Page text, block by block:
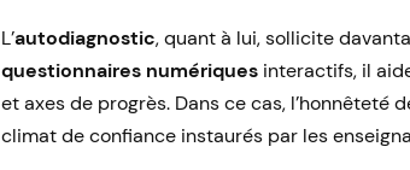
L’autodiagnostic, quant à lui, sollicite
questionnaires numériques interactifs, il
et axes de progrès. Dans ce cas,
climat de confiance instaurés par les